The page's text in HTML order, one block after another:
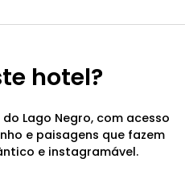
hotel?
Lago Negro, com acesso
e paisagens que fazem
e instagramável.